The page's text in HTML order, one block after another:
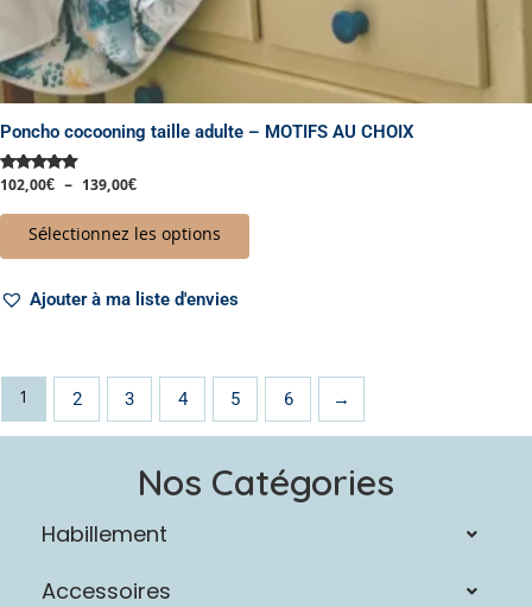
Poncho cocooning taille adulte – MOTIFS AU CHOIX
Note
5.00
sur 5
102,00€ – 139,00€
Sélectionnez les options
Ajouter à ma liste d'envies
1 2 3 4 5 6 →
Nos Catégories
Habillement
Accessoires